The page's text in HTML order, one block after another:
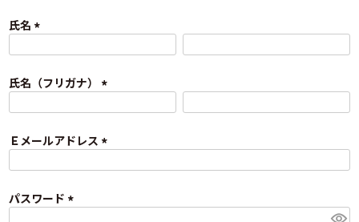
氏名
須
)
氏名（フリガナ）
須
)
Ｅメールアドレス
)
パスワード